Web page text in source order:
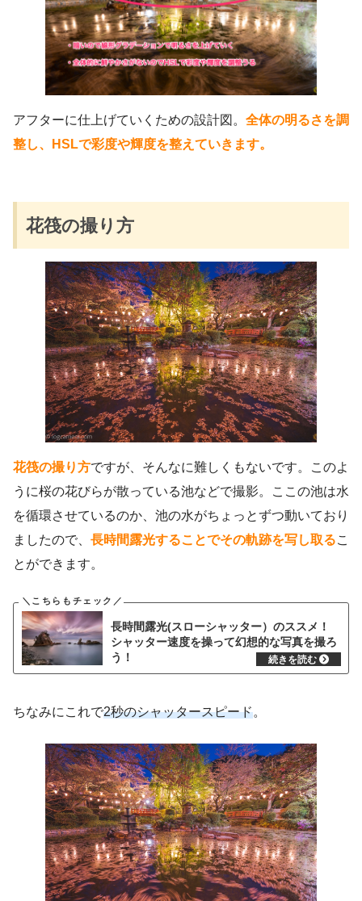
アフターに仕上げていくための設計図。 全体の明るさを調
整し、HSLで彩度や輝度を整えていきます。
花筏の撮り方
花筏の撮り方ですが、そんなに難しくもないです。このよ
うに桜の花びらが散っている池などで撮影。ここの池は水
を循環させているのか、池の水がちょっとずつ動いており
ましたので、 長時間露光することでその軌跡を写し取るこ
とができます。
長時間露光(スローシャッター）のススメ！
シャッター速度を操って幻想的な写真を撮ろ
う！
ちなみにこれで2秒のシャッタースピード。